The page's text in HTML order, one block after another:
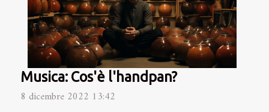
Musica: Cos'è l'handpan?
8 dicembre 2022 13:42